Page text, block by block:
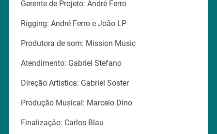
Gerente de Projeto: André Ferro
Rigging: André Ferro e João LP
Produtora de som: Mission Music
Atendimento: Gabriel Stefano
Direção Artística: Gabriel Soster
Produção Musical: Marcelo Dino
Finalização: Carlos Blau